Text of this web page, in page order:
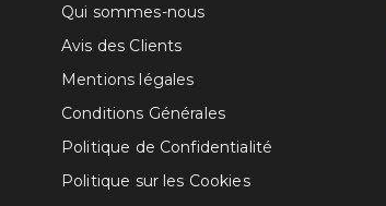
Qui sommes-nous
Avis des Clients
Mentions légales
Conditions Générales
Politique de Confidentialité
Politique sur les Cookies